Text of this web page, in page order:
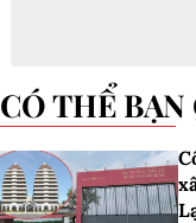
CÓ THỂ